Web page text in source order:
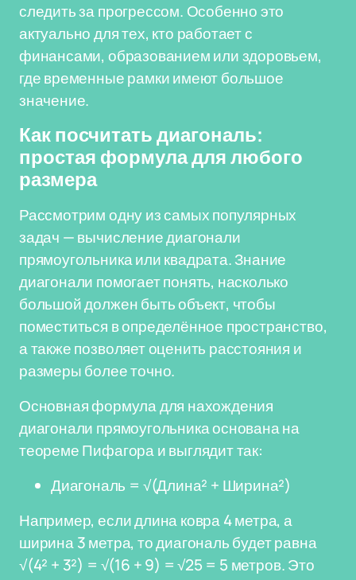
следить за прогрессом. Особенно это
актуально для тех, кто работает с
финансами, образованием или здоровьем,
где временные рамки имеют большое
значение.
Как посчитать диагональ:
простая формула для любого
размера
Рассмотрим одну из самых популярных
задач — вычисление диагонали
прямоугольника или квадрата. Знание
диагонали помогает понять, насколько
большой должен быть объект, чтобы
поместиться в определённое пространство,
а также позволяет оценить расстояния и
размеры более точно.
Основная формула для нахождения
диагонали прямоугольника основана на
теореме Пифагора и выглядит так:
Диагональ = √(Длина² + Ширина²)
Например, если длина ковра 4 метра, а
ширина 3 метра, то диагональ будет равна
√(4² + 3²) = √(16 + 9) = √25 = 5 метров. Это